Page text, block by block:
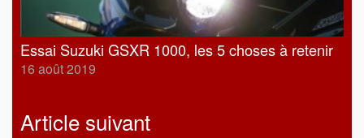
Essai Suzuki GSXR 1000, les 5 choses à retenir
16 août 2019
Article suivant